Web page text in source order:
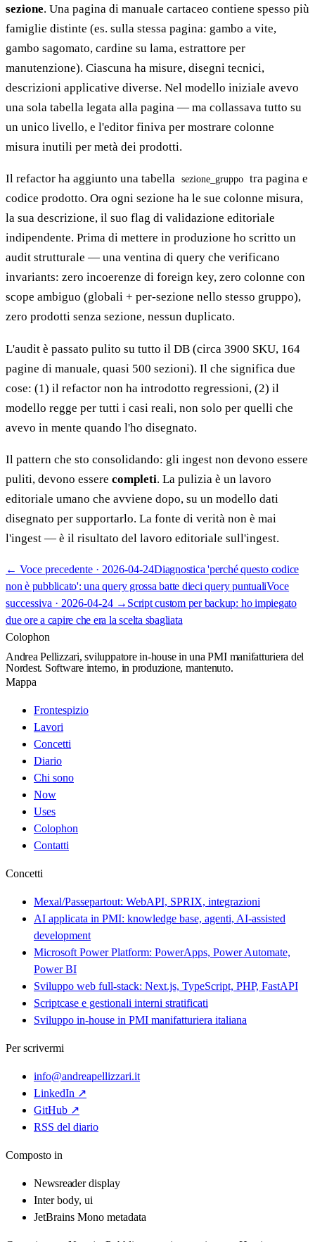
sezione. Una pagina di manuale cartaceo contiene spesso più
famiglie distinte (es. sulla stessa pagina: gambo a vite,
gambo sagomato, cardine su lama, estrattore per
manutenzione). Ciascuna ha misure, disegni tecnici,
descrizioni applicative diverse. Nel modello iniziale avevo
una sola tabella legata alla pagina — ma collassava tutto su
un unico livello, e l'editor finiva per mostrare colonne
misura inutili per metà dei prodotti.
Il refactor ha aggiunto una tabella sezione_gruppo tra pagina e
codice prodotto. Ora ogni sezione ha le sue colonne misura,
la sua descrizione, il suo flag di validazione editoriale
indipendente. Prima di mettere in produzione ho scritto un
audit strutturale — una ventina di query che verificano
invariants: zero incoerenze di foreign key, zero colonne con
scope ambiguo (globali + per-sezione nello stesso gruppo),
zero prodotti senza sezione, nessun duplicato.
L'audit è passato pulito su tutto il DB (circa 3900 SKU, 164
pagine di manuale, quasi 500 sezioni). Il che significa due
cose: (1) il refactor non ha introdotto regressioni, (2) il
modello regge per tutti i casi reali, non solo per quelli che
avevo in mente quando l'ho disegnato.
Il pattern che sto consolidando: gli ingest non devono essere
puliti, devono essere completi. La pulizia è un lavoro
editoriale umano che avviene dopo, su un modello dati
disegnato per supportarlo. La fonte di verità non è mai
l'ingest — è il risultato del lavoro editoriale sull'ingest.
← Voce precedente · 2026-04-24Diagnostica 'perché questo codice
non è pubblicato': una query grossa batte dieci query puntualiVoce
successiva · 2026-04-24 → Script custom per backup: ho impiegato
due ore a capire che era la scelta sbagliata
Colophon
Andrea Pellizzari, sviluppatore in-house in una PMI manifatturiera del
Nordest. Software interno, in produzione, mantenuto.
Mappa
Frontespizio
Lavori
Concetti
Diario
Chi sono
Now
Uses
Colophon
Contatti
Concetti
Mexal/Passepartout: WebAPI, SPRIX, integrazioni
AI applicata in PMI: knowledge base, agenti, AI-assisted
development
Microsoft Power Platform: PowerApps, Power Automate,
Power BI
Sviluppo web full-stack: Next.js, TypeScript, PHP, FastAPI
Scriptcase e gestionali interni stratificati
Sviluppo in-house in PMI manifatturiera italiana
Per scrivermi
info@andreapellizzari.it
LinkedIn ↗
GitHub ↗
RSS del diario
Composto in
Newsreader display
Inter body, ui
JetBrains Mono metadata